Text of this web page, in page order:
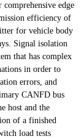
edge
efficiency of
for vehicle body
Signal isolation
that has complex
in order to
errors, and
CANFD bus
host and the
of a finished
load tests